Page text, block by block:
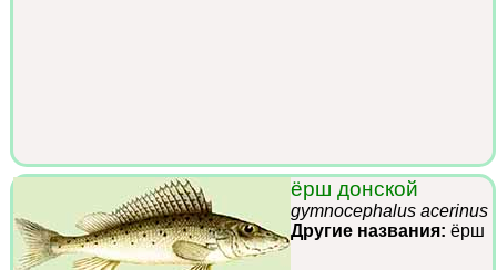
ёрш донской
gymnocephalus acerinus
Другие названия: ёрш